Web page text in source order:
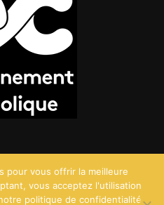
pour vous offrir la meilleure
vous acceptez l'utilisation
politique de confidentialité